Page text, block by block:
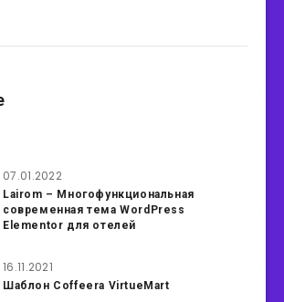
07.01.2022
Lairom – Многофункциональная
современная тема WordPress
Elementor для отелей
16.11.2021
Шаблон Coffeera VirtueMart